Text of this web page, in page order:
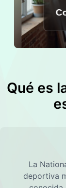
Plantillas
Avatar
Foto AI
Galería
Qué es
La
deportiva